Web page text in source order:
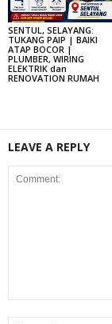
SENTUL, SELAYANG:
TUKANG PAIP | BAIKI
ATAP BOCOR |
PLUMBER, WIRING
ELEKTRIK dan
RENOVATION RUMAH
LEAVE A REPLY